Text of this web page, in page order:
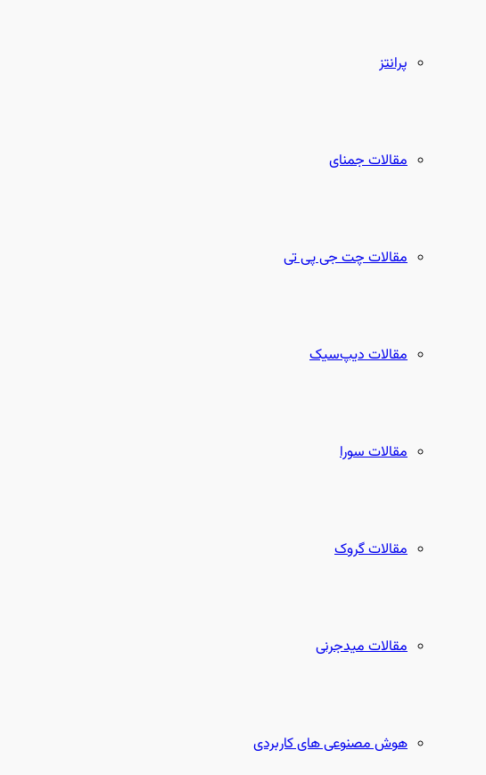
پرانتز
مقالات جمنای
مقالات چت جی پی تی
مقالات دیپ‌سیک
مقالات سورا
مقالات گروک
مقالات میدجرنی
هوش مصنوعی های کاربردی